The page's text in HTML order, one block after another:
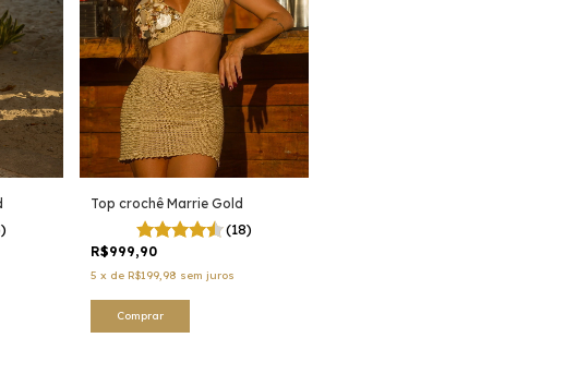
Top crochê Marrie Gold
(18)
R$999,90
5 x de R$199,98 sem juros
Comprar